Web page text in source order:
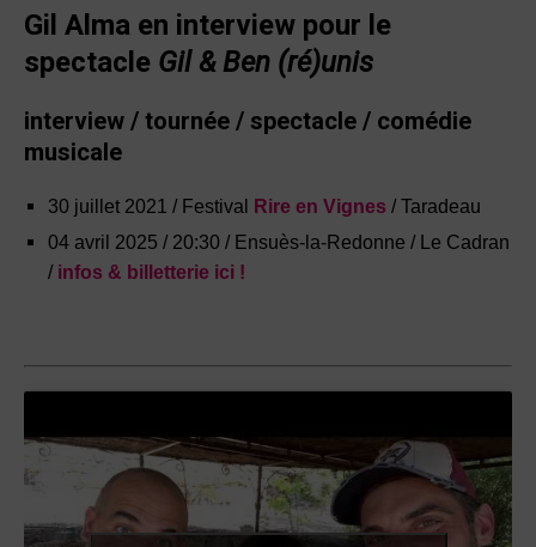
Gil Alma en interview pour le
spectacle Gil & Ben (ré)unis
interview / tournée / spectacle / comédie
musicale
30 juillet 2021 / Festival Rire en Vignes / Taradeau
04 avril 2025 / 20:30 / Ensuès-la-Redonne / Le Cadran
/ infos & billetterie ici !